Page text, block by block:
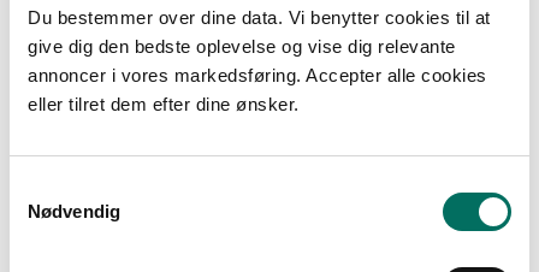
Du bestemmer over dine data. Vi benytter cookies til at
give dig den bedste oplevelse og vise dig relevante
annoncer i vores markedsføring. Accepter alle cookies
eller tilret dem efter dine ønsker.
Nødvendig